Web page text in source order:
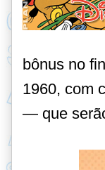
bônus no
1960, com
— que